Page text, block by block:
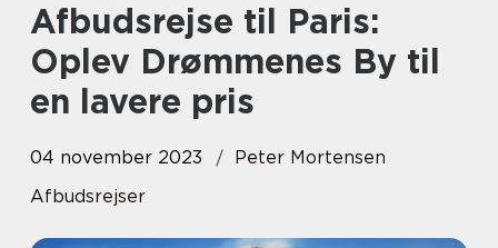
Afbudsrejse til Paris:
Oplev Drømmenes By til
en lavere pris
04 november 2023
Peter Mortensen
Afbudsrejser